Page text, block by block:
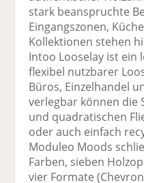
stark beanspruchte
Eingangszonen,
Kollektionen stehen
Intoo Looselay ist ein
flexibel nutzbarer
Büros, Einzelhandel
verlegbar können die
und quadratischen
oder auch einfach
Moduleo Moods
Farben, sieben
vier Formate